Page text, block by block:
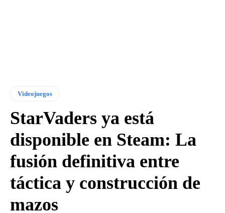
Videojuegos
StarVaders ya está
disponible en Steam: La
fusión definitiva entre
táctica y construcción de
mazos